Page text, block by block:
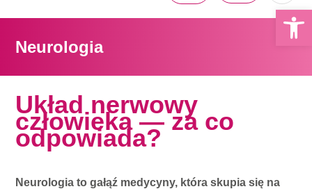
Neurologia
Układ nerwowy
człowieka — za co
odpowiada?
Neurologia to gałąź medycyny, która skupia się na